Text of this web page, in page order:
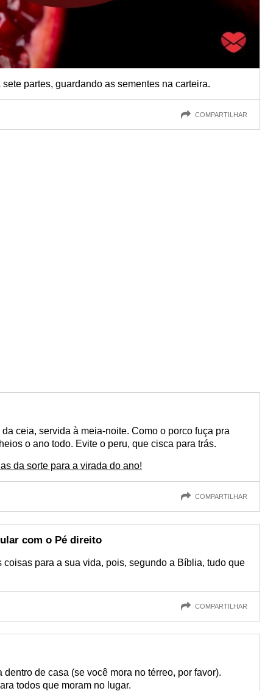
partes, guardando as sementes na carteira.
COMPARTILHAR
ceia, servida à meia-noite. Como o porco fuça pra
o ano todo. Evite o peru, que cisca para trás.
da sorte para a virada do ano!
COMPARTILHAR
com o Pé direito
coisas para a sua vida, pois, segundo a Bíblia, tudo que
COMPARTILHAR
de casa (se você mora no térreo, por favor).
todos que moram no lugar.